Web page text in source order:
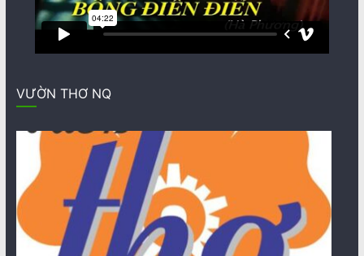
VƯỜN THƠ NQ